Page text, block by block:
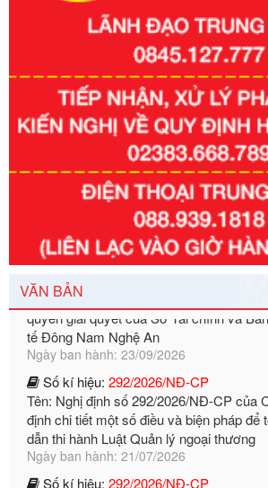
VĂN BẢN
Số kí hiệu:351/2025/NĐ-CP
Tên: Nghị định số 351/2025/NĐ-CP của
định chuẩn nghèo đa chiều quốc gia giai
Ngày ban hành: 29/12/2026
3014/QĐ-UBND
Tên: Quyết định về việc công bố danh
chính ban hành mới, sửa đổi bổ sung
đầu tư, lĩnh vực đấu thầu lựa chọn nhà
quyền giải quyết của Sở Tài chính và
tế Đông Nam Nghệ An
Số kí hiệu:
Tên: Nghị định số 292/2026/NĐ-CP của
định chi tiết một số điều và biện pháp để
dẫn thi hành Luật Quản lý ngoại thương
Ngày ban hành: 21/07/2026
Số kí hiệu:292/2026/NĐ-CP
Tên: Nghị định số 292/2026/NĐ-CP của
định chi tiết một số điều và biện pháp để
dẫn thi hành Luật Quản lý ngoại thương
Ngày ban hành: 21/07/2026